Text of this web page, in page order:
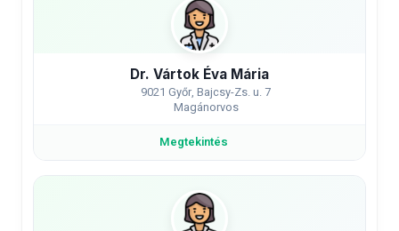
Dr. Vártok Éva Mária
9021 Győr, Bajcsy-Zs. u. 7
Magánorvos
Megtekintés